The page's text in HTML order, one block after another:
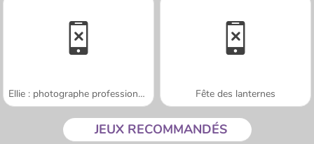
Ellie : photographe professionnelle Fête des lanternes
JEUX RECOMMANDÉS